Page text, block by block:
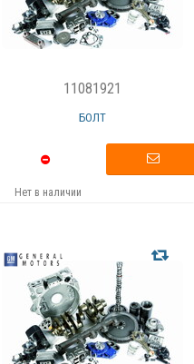
11081921
БОЛТ
Нет в наличии